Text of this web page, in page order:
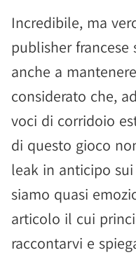
Incredibile, ma
publisher
anche a
considerato che,
voci di corridoio
di questo gioco
leak in anticipo
siamo quasi
articolo il cui
raccontarvi e